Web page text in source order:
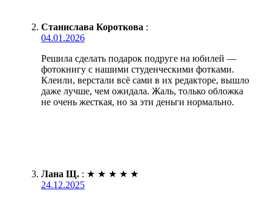
Станислава Короткова :
04.01.2026
Решила сделать подарок подруге на юбилей —
фотокнигу с нашими студенческими фотками.
Клеили, верстали всё сами в их редакторе, вышло
даже лучше, чем ожидала. Жаль, только обложка
не очень жесткая, но за эти деньги нормально.
Лана Щ. : ★ ★ ★ ★ ★
24.12.2025